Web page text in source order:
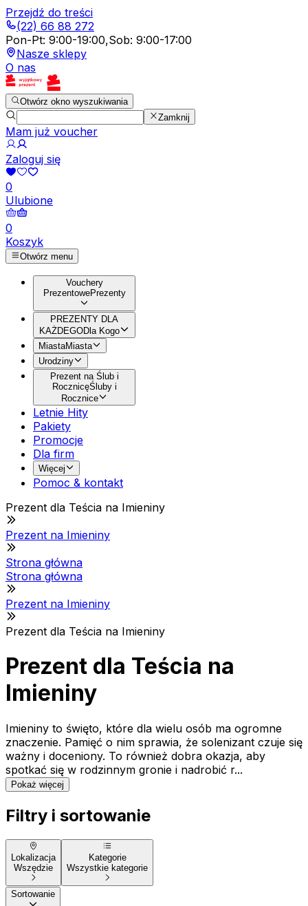
Przejdź do treści
(22) 66 88 272
Pon-Pt: 9:00-19:00,Sob: 9:00-17:00
Nasze sklepy
O nas
Otwórz okno wyszukiwania
Zamknij
Mam już voucher
Zaloguj się
0
Ulubione
0
Koszyk
Otwórz menu
Vouchery
PrezentowePrezenty
PREZENTY DLA
KAŻDEGODla Kogo
MiastaMiasta
Urodziny
Prezent na Ślub i
RocznicęŚluby i
Rocznice
Letnie Hity
Pakiety
Promocje
Dla firm
Więcej
Pomoc & kontakt
Prezent dla Teścia na Imieniny
Prezent na Imieniny
Strona główna
Strona główna
Prezent na Imieniny
Prezent dla Teścia na Imieniny
Prezent dla Teścia na
Imieniny
Imieniny to święto, które dla wielu osób ma ogromne
znaczenie. Pamięć o nim sprawia, że solenizant czuje się
ważny i doceniony. To również dobra okazja, aby
spotkać się w rodzinnym gronie i nadrobić r...
Pokaż więcej
Filtry i sortowanie
Lokalizacja
Wszędzie
Kategorie
Wszystkie kategorie
Sortowanie